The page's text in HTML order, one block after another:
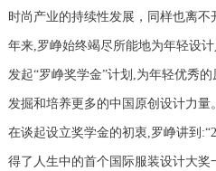
时尚产业的持续性发展，同样也离
年来,罗峥始终竭尽所能地为年轻设
发起“罗峥奖学金”计划,为年轻优秀
发掘和培养更多的中国原创设计力量。
在谈起设立奖学金的初衷,罗峥讲到
得了人生中的首个国际服装设计大